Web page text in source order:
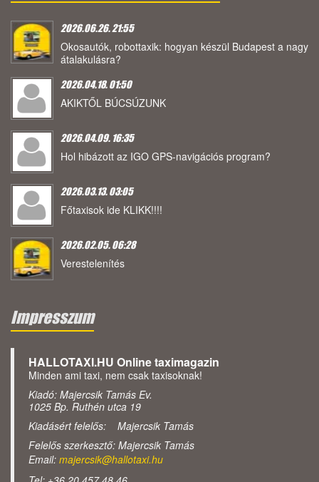
2026.06.26. 21:55
Okosautók, robottaxik: hogyan készül Budapest a nagy
átalakulásra?
2026.04.18. 01:50
AKIKTŐL BÚCSÚZUNK
2026.04.09. 16:35
Hol hibázott az IGO GPS-navigációs program?
2026.03.13. 03:05
Főtaxisok ide KLIKK!!!!
2026.02.05. 06:28
Verestelenítés
Impresszum
HALLOTAXI.HU Online taximagazin
Minden ami taxi, nem csak taxisoknak!
Kiadó: Majercsik Tamás Ev.
1025 Bp. Ruthén utca 19
Kiadásért felelős: Majercsik Tamás
Felelős szerkesztő: Majercsik Tamás
Email: majercsik@hallotaxi.hu